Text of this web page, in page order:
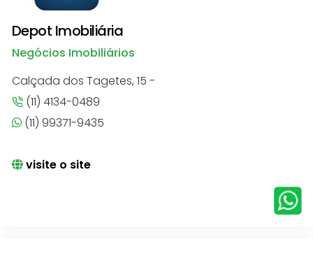
Depot Imobiliária
Negócios Imobiliários
Calçada dos Tagetes, 15 -
(11) 4134-0489
(11) 99371-9435
visite o site